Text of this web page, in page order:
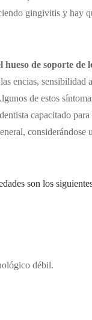
gingivitis y hay
hueso de soporte de
encias,
de estos
capacitado
considerándose
son los
débil.